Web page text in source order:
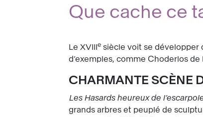
Que cache ce
Le XVIIIe siècle voit se
d’exemples, comme Choderlos
CHARMANTE SCÈNE
Les Hasards heureux de
grands arbres et peuplé de